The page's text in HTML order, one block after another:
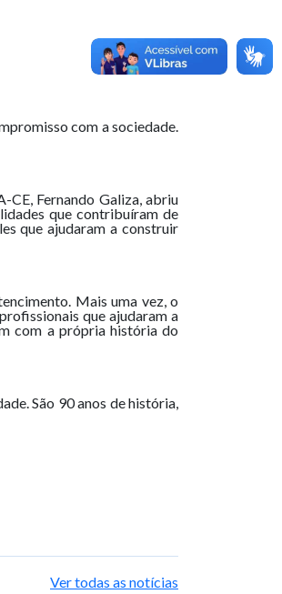
com a sociedade.
CE, Fernando Galiza, abriu
que contribuíram de
que ajudaram a construir
Mais uma vez, o
que ajudaram a
com a própria história do
São 90 anos de história,
Ver todas as notícias